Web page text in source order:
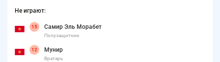
Не играют:
15 Самир Эль Морабет
Полузащитник
12 Мунир
Вратарь